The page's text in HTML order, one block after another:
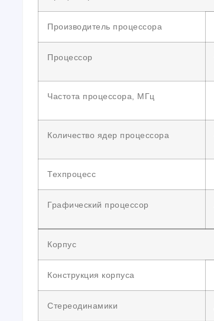
Производитель процессора
Процессор
Частота процессора, МГц
Количество ядер процессора
Техпроцесс
Графический процессор
Корпус
Конструкция корпуса
Стереодинамики